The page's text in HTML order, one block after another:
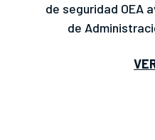
de seguridad OEA
de